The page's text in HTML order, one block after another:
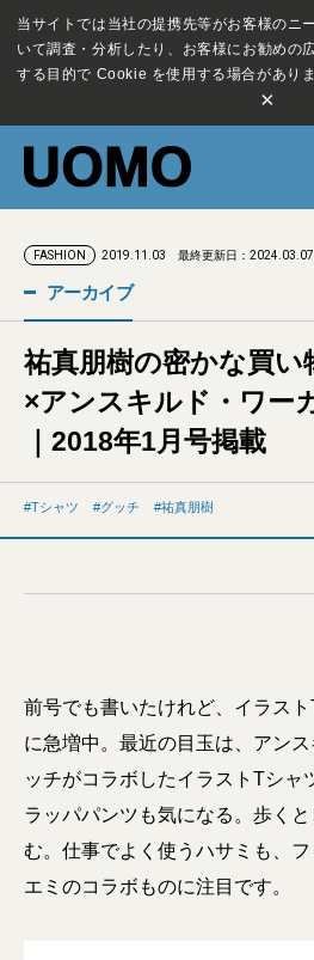
当サイトでは当社の提携先等がお客様のニ
いて調査・分析したり、お客様にお勧めの
する目的で Cookie を使用する場合がありま
×
FASHION 2019.11.03 最終更新日：2024.03.07
アーカイブ
祐真朋樹の密かな買い
×アンスキルド・ワー
｜2018年1月号掲載
Tシャツ グッチ 祐真朋樹
前号でも書いたけれど、イラス
に急増中。最近の目玉は、アン
ッチがコラボしたイラストTシャ
ラッパパンツも気になる。歩く
む。仕事でよく使うハサミも、
エミのコラボものに注目です。